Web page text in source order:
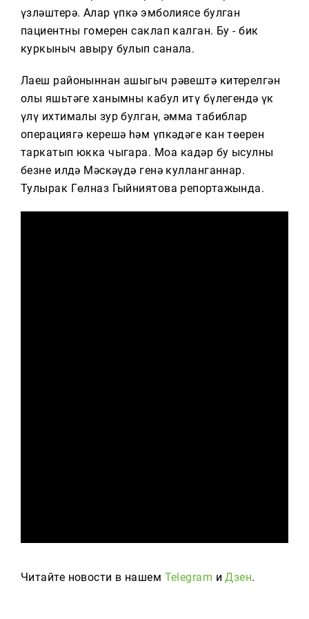
үзләштерә. Алар үпкә эмболиясе булган
пациентның гомерен саклап калган. Бу - бик
куркыныч авыру булып санала.
Лаеш районыннан ашыгыч рәвештә китерелгән
олы яшьтәге ханымның кабул итү бүлегендә үк
үлү ихтималы зур булган, әмма табиблар
операциягә керешә һәм үпкәдәге кан төерен
таркатып юкка чыгара. Моңа кадәр бу ысулны
безнең илдә Мәскәүдә генә кулланганнар.
Тулырак Гөлназ Гыйниятова репортажында.
Читайте новости в нашем Telegram иДзен.